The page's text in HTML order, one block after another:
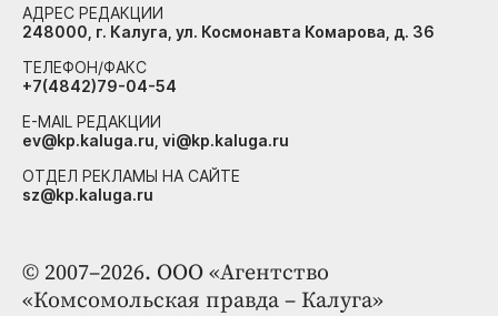
© 2007–2026. ООО «Агентство
«Комсомольская правда – Калуга»
АДРЕС РЕДАКЦИИ
248000, г. Калуга, ул. Космонавта Комарова, д. 36
ТЕЛЕФОН/ФАКС
+7(4842)79-04-54
E-MAIL РЕДАКЦИИ
ev@kp.kaluga.ru, vi@kp.kaluga.ru
ОТДЕЛ РЕКЛАМЫ НА САЙТЕ
sz@kp.kaluga.ru